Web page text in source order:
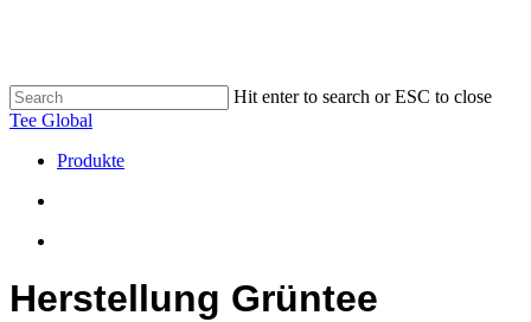
content
Hit enter to search or ESC to close
Close
Tee Global
search
Menu
Produkte
Herstellung Grüntee